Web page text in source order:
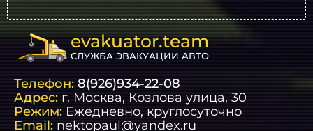
evakuator.team
СЛУЖБА ЭВАКУАЦИИ АВТО
Телефон: 8(926)934-22-08
Адрес: г. Москва, Козлова улица, 30
Режим: Ежедневно, круглосуточно
Email: nektopaul@yandex.ru